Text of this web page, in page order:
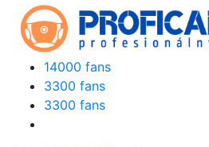
14000 fans
3300 fans
3300 fans